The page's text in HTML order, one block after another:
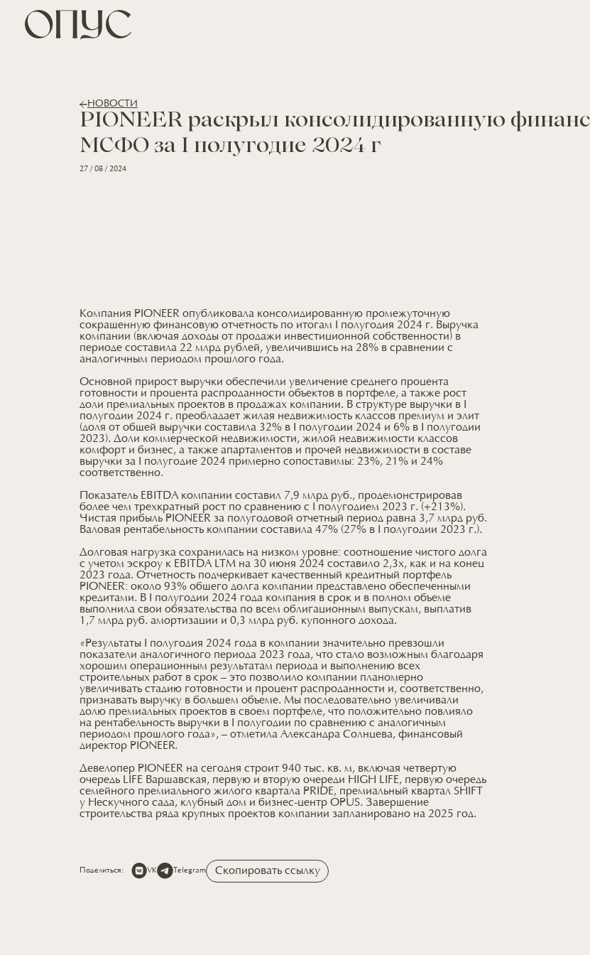
НОВОСТИ
PIONEER раскрыл консолидированную
МСФО за I полугодие 2024 г
27 / 08 / 2024
Компания PIONEER опубликовала консолидированную промежуточную
сокращенную финансовую отчетность по итогам I полугодия 2024 г. Выручка
компании (включая доходы от продажи инвестиционной собственности) в
периоде составила 22 млрд рублей, увеличившись на 28% в сравнении с
аналогичным периодом прошлого года.
Основной прирост выручки обеспечили увеличение среднего процента
готовности и процента распроданности объектов в портфеле, а также рост
доли премиальных проектов в продажах компании. В структуре выручки в I
полугодии 2024 г. преобладает жилая недвижимость классов премиум и элит
(доля от общей выручки составила 32% в I полугодии 2024 и 6% в I полугодии
2023). Доли коммерческой недвижимости, жилой недвижимости классов
комфорт и бизнес, а также апартаментов и прочей недвижимости в составе
выручки за I полугодие 2024 примерно сопоставимы: 23%, 21% и 24%
соответственно.
Показатель EBITDA компании составил 7,9 млрд руб., продемонстрировав
более чем трехкратный рост по сравнению с I полугодием 2023 г. (+213%).
Чистая прибыль PIONEER за полугодовой отчетный период равна 3,7 млрд руб.
Валовая рентабельность компании составила 47% (27% в I полугодии 2023 г.).
Долговая нагрузка сохранилась на низком уровне: соотношение чистого долга
с учетом эскроу к EBITDA LTM на 30 июня 2024 составило 2,3х, как и на конец
2023 года. Отчетность подчеркивает качественный кредитный портфель
PIONEER: около 93% общего долга компании представлено обеспеченными
кредитами. В I полугодии 2024 года компания в срок и в полном объеме
выполнила свои обязательства по всем облигационным выпускам, выплатив
1,7 млрд руб. амортизации и 0,3 млрд руб. купонного дохода.
«Результаты I полугодия 2024 года в компании значительно превзошли
показатели аналогичного периода 2023 года, что стало возможным благодаря
хорошим операционным результатам периода и выполнению всех
строительных работ в срок – это позволило компании планомерно
увеличивать стадию готовности и процент распроданности и, соответственно,
признавать выручку в большем объеме. Мы последовательно увеличивали
долю премиальных проектов в своем портфеле, что положительно повлияло
на рентабельность выручки в I полугодии по сравнению с аналогичным
периодом прошлого года», – отметила Александра Солнцева, финансовый
директор PIONEER.
Девелопер PIONEER на сегодня строит 940 тыс. кв. м, включая четвертую
очередь LIFE Варшавская, первую и вторую очереди HIGH LIFE, первую очередь
семейного премиального жилого квартала PRIDE, премиальный квартал SHIFT
у Нескучного сада, клубный дом и бизнес-центр OPUS. Завершение
строительства ряда крупных проектов компании запланировано на 2025 год.
Поделиться: VK Telegram Скопировать ссылку